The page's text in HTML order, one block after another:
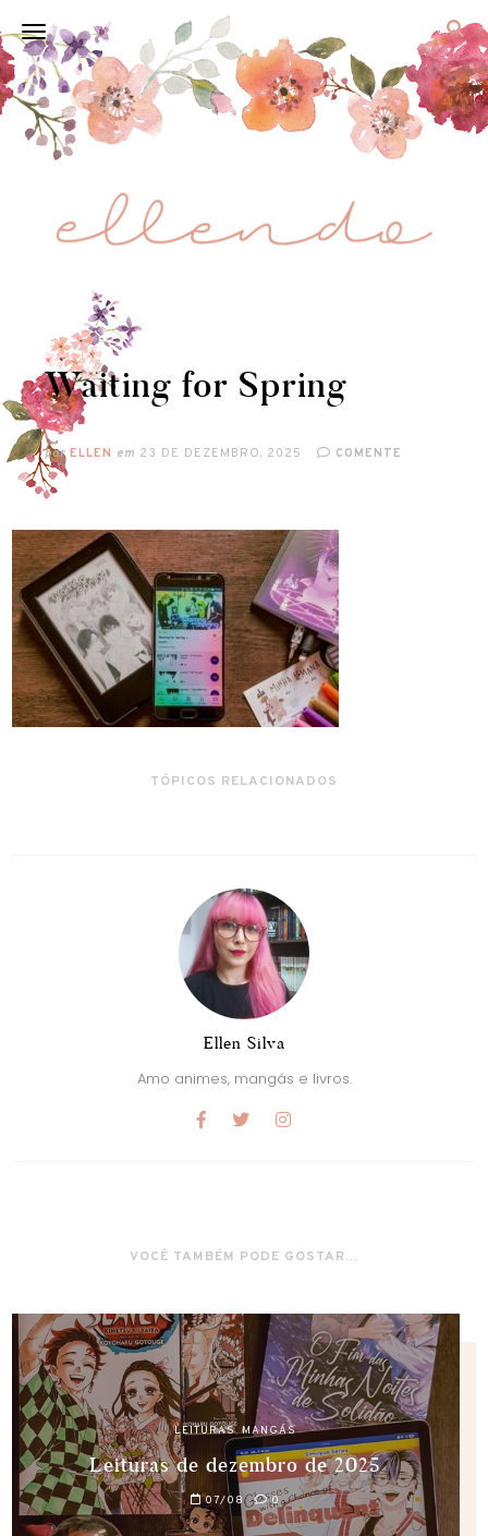
Waiting for Spring
por ELLEN em 23 DE DEZEMBRO, 2025 COMENTE
TÓPICOS RELACIONADOS
Ellen Silva
Amo animes, mangás e livros.
VOCÊ TAMBÉM PODE GOSTAR...
LEITURAS,MANGÁS
Leituras de dezembro de 2025
07/08 0